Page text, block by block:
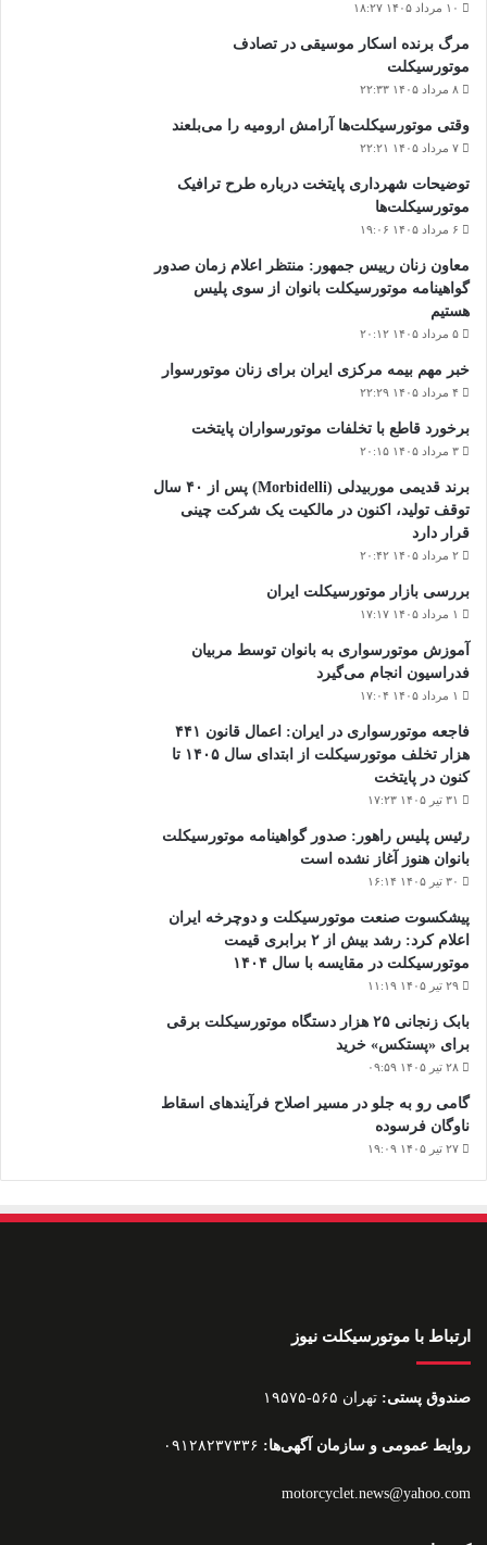
۱۰ مرداد ۱۴۰۵ ۱۸:۲۷
مرگ برنده اسکار موسیقی در تصادف
موتورسیکلت
۸ مرداد ۱۴۰۵ ۲۲:۳۳
وقتی موتورسیکلت‌ها آرامش ارومیه را می‌بلعند
۷ مرداد ۱۴۰۵ ۲۲:۲۱
توضیحات شهرداری پایتخت درباره طرح ترافیک
موتورسیکلت‌ها
۶ مرداد ۱۴۰۵ ۱۹:۰۶
معاون زنان رییس جمهور: منتظر اعلام زمان صدور
گواهینامه موتورسیکلت بانوان از سوی پلیس
هستیم
۵ مرداد ۱۴۰۵ ۲۰:۱۲
خبر مهم بیمه مرکزی ایران برای زنان موتورسوار
۴ مرداد ۱۴۰۵ ۲۲:۲۹
برخورد قاطع با تخلفات موتورسواران پایتخت
۳ مرداد ۱۴۰۵ ۲۰:۱۵
برند قدیمی موربیدلی (Morbidelli) پس از ۴۰ سال
توقف تولید، اکنون در مالکیت یک شرکت چینی
قرار دارد
۲ مرداد ۱۴۰۵ ۲۰:۴۲
بررسی بازار موتورسیکلت ایران
۱ مرداد ۱۴۰۵ ۱۷:۱۷
آموزش موتورسواری به بانوان توسط مربیان
فدراسیون انجام می‌گیرد
۱ مرداد ۱۴۰۵ ۱۷:۰۴
فاجعه موتورسواری در ایران: اعمال قانون ۴۴۱
هزار تخلف موتورسیکلت از ابتدای سال ۱۴۰۵ تا
کنون در پایتخت
۳۱ تیر ۱۴۰۵ ۱۷:۲۳
رئیس پلیس راهور: صدور گواهینامه موتورسیکلت
بانوان هنوز آغاز نشده است
۳۰ تیر ۱۴۰۵ ۱۶:۱۴
پیشکسوت صنعت موتورسیکلت و دوچرخه ایران
اعلام کرد: رشد بیش از ۲ برابری قیمت
موتورسیکلت در مقایسه با سال ۱۴۰۴
۲۹ تیر ۱۴۰۵ ۱۱:۱۹
بابک زنجانی ۲۵ هزار دستگاه موتورسیکلت برقی
برای «پستکس» خرید
۲۸ تیر ۱۴۰۵ ۰۹:۵۹
گامی رو به جلو در مسیر اصلاح فرآیندهای اسقاط
ناوگان فرسوده
۲۷ تیر ۱۴۰۵ ۱۹:۰۹
ارتباط با موتورسیکلت نیوز
صندوق پستی: تهران ۵۶۵-۱۹۵۷۵
روایط عمومی و سازمان آگهی‌ها:
motorcyclet.news@yahoo.com